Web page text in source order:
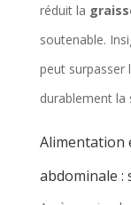
réduit la
soutenable.
peut surpasser
durablement la
Alimentation
abdominale :